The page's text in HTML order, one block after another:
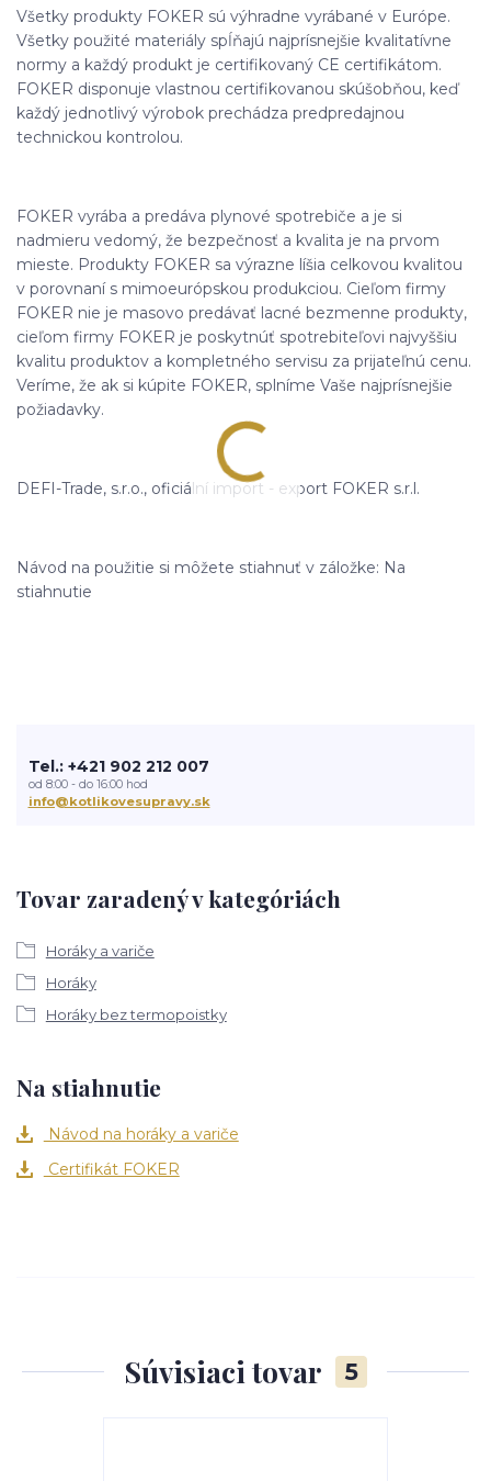
Všetky produkty FOKER sú výhradne vyrábané v Európe.
Všetky použité materiály spĺňajú najprísnejšie kvalitatívne
normy a každý produkt je certifikovaný CE certifikátom.
FOKER disponuje vlastnou certifikovanou skúšobňou, keď
každý jednotlivý výrobok prechádza predpredajnou
technickou kontrolou.
FOKER vyrába a predáva plynové spotrebiče a je si
nadmieru vedomý, že bezpečnosť a kvalita je na prvom
mieste. Produkty FOKER sa výrazne líšia celkovou kvalitou
v porovnaní s mimoeurópskou produkciou. Cieľom firmy
FOKER nie je masovo predávať lacné bezmenne produkty,
cieľom firmy FOKER je poskytnúť spotrebiteľovi najvyššiu
kvalitu produktov a kompletného servisu za prijateľnú cenu.
Veríme, že ak si kúpite FOKER, splníme Vaše najprísnejšie
požiadavky.
DEFI-Trade, s.r.o., oficiální import - export FOKER s.r.l.
Návod na použitie si môžete stiahnuť v záložke: Na
stiahnutie
Tovar zaradený v kategóriách
Horáky a variče
Horáky
Horáky bez termopoistky
Tel.: +421 902 212 007
od 8:00 - do 16:00 hod
info@kotlikovesupravy.sk
Na stiahnutie
Návod na horáky a variče
Certifikát FOKER
Súvisiaci tovar 5